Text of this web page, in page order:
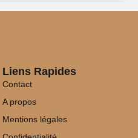
Liens Rapides
Contact
A propos
Mentions légales